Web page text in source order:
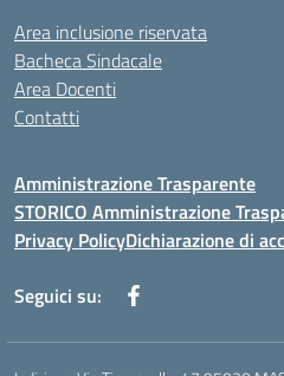
Area inclusione riservata
Bacheca Sindacale
Area Docenti
Contatti
Amministrazione Trasparente
STORICO Amministrazione
Privacy PolicyDichiarazione di
Seguici su: